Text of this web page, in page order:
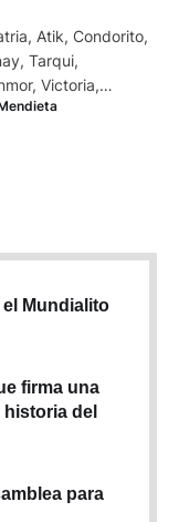
Atik, Condorito,
Tarqui,
Victoria,
entre otros. Estos
en cerca de 800
Mundialito
firma una
del
para